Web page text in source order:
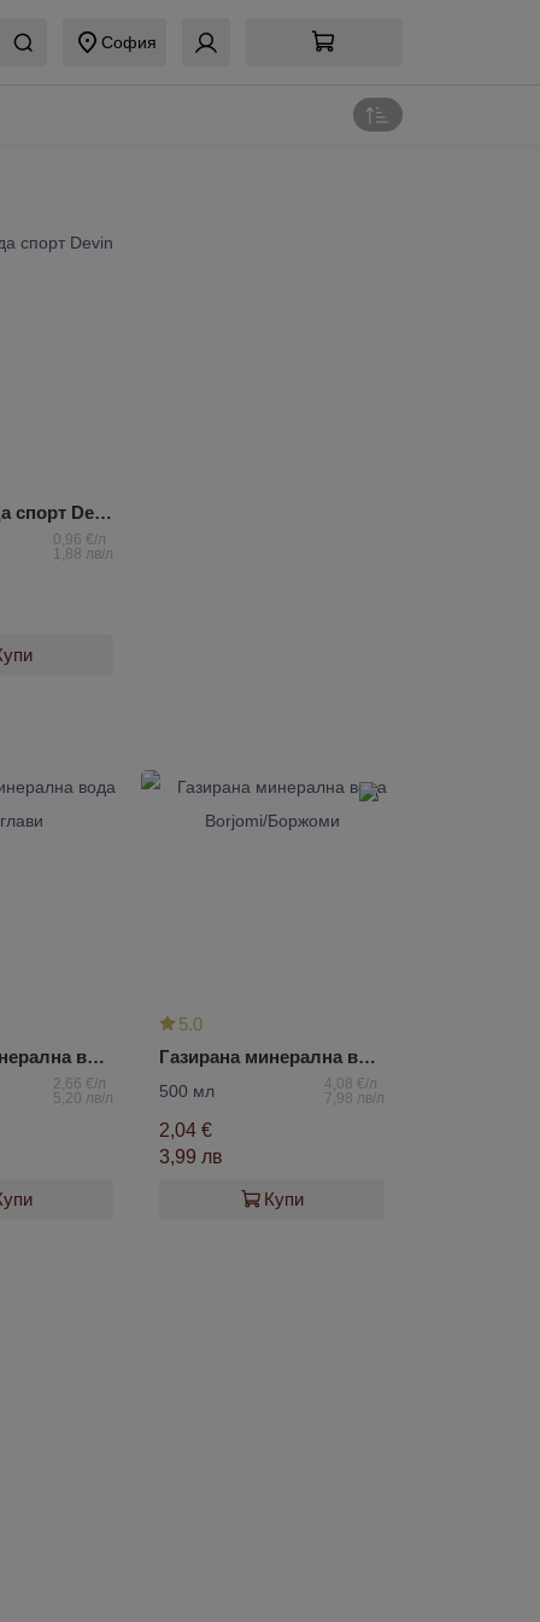
София
Изворна вода спорт Devin
0,96 €/л
1,88 лв/л
Газирана минерална вода Набеглави
2,66 €/л
5,20 лв/л
5.0
Газирана минерална вода Borjomi/Боржоми
500 мл
4,08 €/л
7,98 лв/л
2,04 €
3,99 лв
Купи